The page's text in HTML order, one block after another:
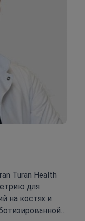
по
Turan Health
для
на костях и